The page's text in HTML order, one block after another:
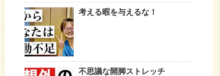
考える暇を与えるな！
不思議な開脚ストレッチ